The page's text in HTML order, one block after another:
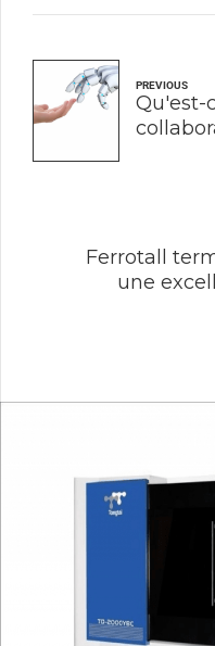
PREVIOUS
Qu'est-
Ferrotall
une